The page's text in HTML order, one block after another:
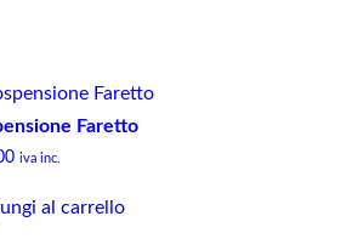
Faretto
iva inc.
al carrello